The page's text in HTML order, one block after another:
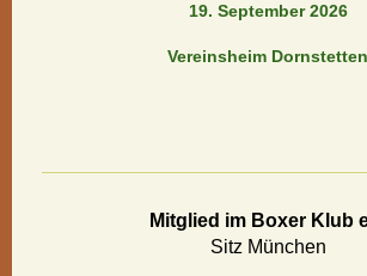
19. September 2026
Vereinsheim Dornstetten
Mitglied im Boxer Klub
Sitz München